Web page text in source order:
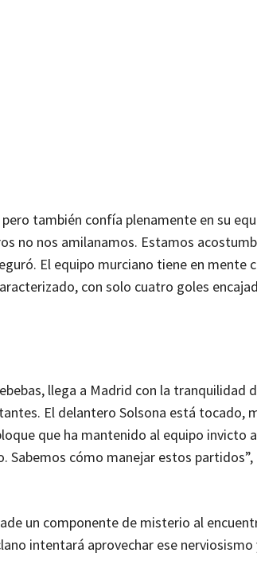
también confía plenamente en su
no nos amilanamos. Estamos
El equipo murciano tiene en mente
con solo cuatro goles
llega a Madrid con la tranquilidad
El delantero Solsona está tocado,
que ha mantenido al equipo invicto
Sabemos cómo manejar estos
un componente de misterio al
intentará aprovechar ese